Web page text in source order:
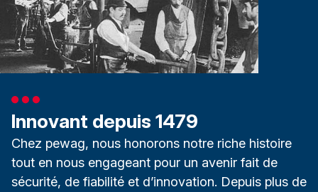
Innovant depuis 1479
Chez pewag, nous honorons notre riche histoire
tout en nous engageant pour un avenir fait de
sécurité, de fiabilité et d’innovation. Depuis plus de